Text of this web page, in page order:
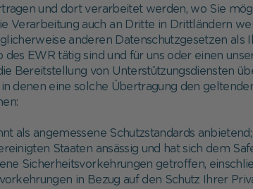
und dort verarbeitet werden, wo Sie
Verarbeitung auch an Dritte in Drittländern
anderen Datenschutzgesetzen
des EWR tätig sind und für uns oder einen
Bereitstellung von Unterstützungsdiensten
denen eine solche Übertragung den
als angemessene Schutzstandards anbietend;
Staaten ansässig und hat sich dem
Sicherheitsvorkehrungen getroffen,
in Bezug auf den Schutz Ihrer